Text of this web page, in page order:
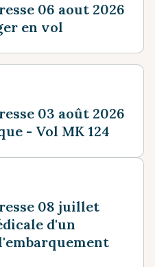
06 aout 2026
en vol
03 août 2026
- Vol MK 124
08 juillet
d'un